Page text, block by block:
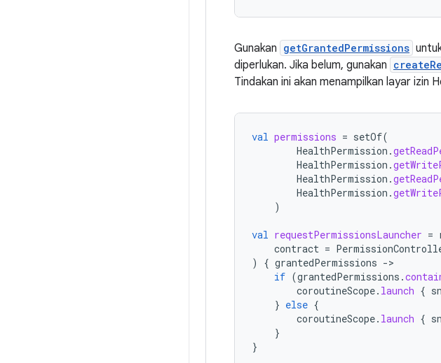
Gunakan getGrantedPermissions
diperlukan. Jika belum, gunakan
Tindakan ini akan menampilkan layar izin
val permissions = setOf(
HealthPermission .
HealthPermission .
HealthPermission .
HealthPermission .
)
val requestPermissionsLauncher =
contract =
)
{ grantedPermissions -
if (grantedPermissions .
coroutineScope. launch {
} else {
coroutineScope. launch {
}
}